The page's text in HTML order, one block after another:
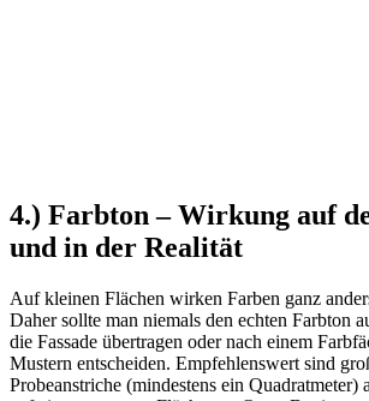
4.) Farbton – Wirkung auf
und in der Realität
Auf kleinen Flächen wirken Farben ganz
Daher sollte man niemals den echten Farbton
die Fassade übertragen oder nach einem
Mustern entscheiden. Empfehlenswert sind
Probeanstriche (mindestens ein Quadratmeter)